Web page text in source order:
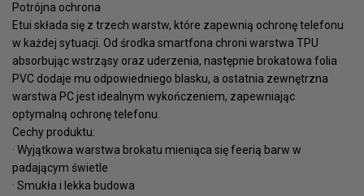
Potrójna ochrona
Etui składa się z trzech warstw, które zapewnią ochronę telefonu
w każdej sytuacji. Od środka smartfona chroni warstwa TPU
absorbując wstrząsy oraz uderzenia, następnie brokatowa folia
PVC dodaje mu odpowiedniego blasku, a ostatnia zewnętrzna
warstwa PC jest idealnym wykończeniem, zapewniając
optymalną ochronę telefonu.
Cechy produktu:
· Wyjątkowa warstwa brokatu mieniąca się feerią barw w
padającym świetle
· Smukła i lekka budowa